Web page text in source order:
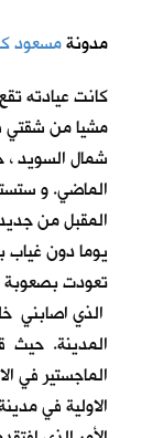
مدونةمسعود
كانت عيادته
مشيا من شقتي
شمال السويد
الماضي. و
المقبل من
يوما دون
تعودت بصعوبة
الذي اصابني
الماجستير في
الاولية في